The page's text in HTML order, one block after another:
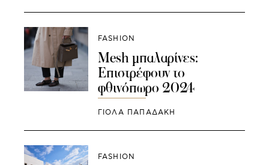
FASHION
Mesh μπαλαρίνες:
Επιστρέφουν το
φθινόπωρο 2024
ΓΙΌΛΑ ΠΑΠΑΔΆΚΗ
FASHION